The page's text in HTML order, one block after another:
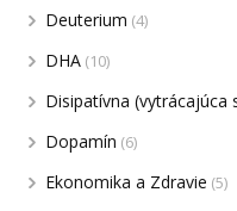
Deuterium (4)
DHA (10)
Disipatívna (vytrácajúca
Dopamín (6)
Ekonomika a Zdravie (5)